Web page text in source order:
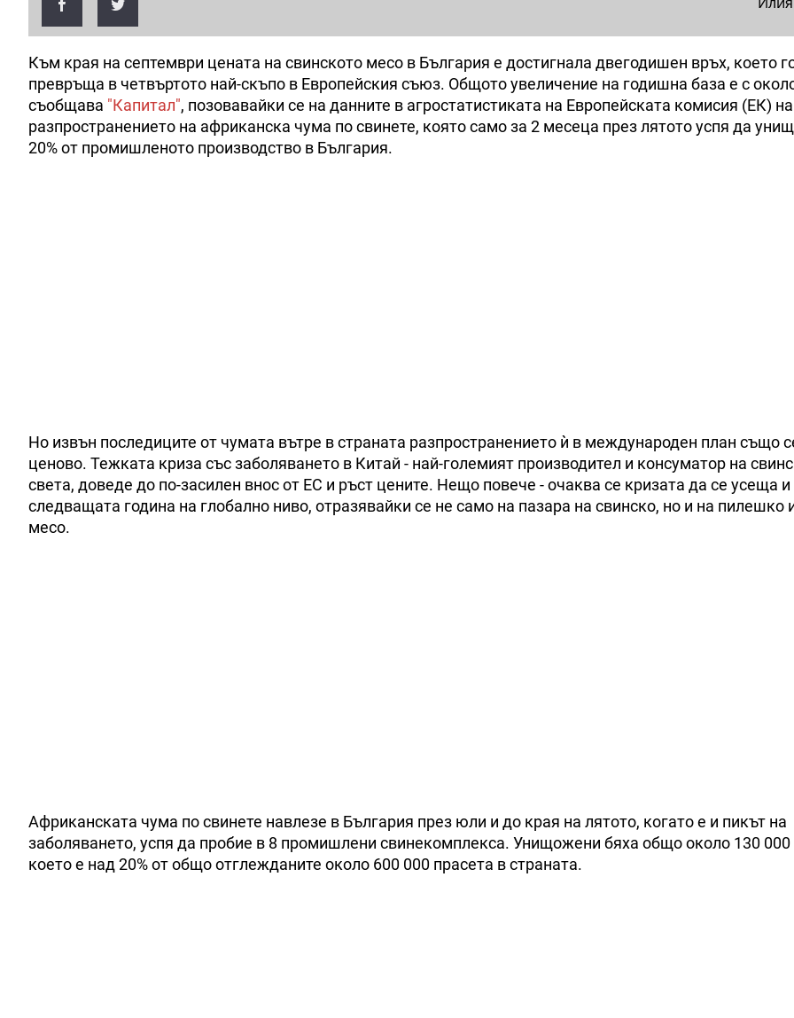
Към края на септември цената на свинското месо в България е достигнала двегодишен връх, което
превръща в четвъртото най-скъпо в Европейския съюз. Общото увеличение на годишна база е с
съобщава "Капитал", позовавайки се на данните в агростатистиката на Европейската комисия (ЕК)
разпространението на африканска чума по свинете, която само за 2 месеца през лятото успя да
20% от промишленото производство в България.
Но извън последиците от чумата вътре в страната разпространението ѝ в международен план също
ценово. Тежката криза със заболяването в Китай - най-големият производител и консуматор на
света, доведе до по-засилен внос от ЕС и ръст цените. Нещо повече - очаква се кризата да се усеща и
следващата година на глобално ниво, отразявайки се не само на пазара на свинско, но и на пилешко
месо.
Африканската чума по свинете навлезе в България през юли и до края на лятото, когато е и пикът на
заболяването, успя да пробие в 8 промишлени свинекомплекса. Унищожени бяха общо около 130
което е над 20% от общо отглежданите около 600 000 прасета в страната.